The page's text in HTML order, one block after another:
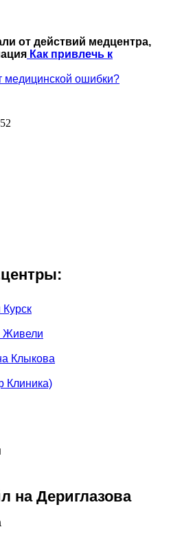
от действий медцентра,
Как привлечь к
медицинской ошибки?
Живели
Клыкова
Клиника)
на Дериглазова